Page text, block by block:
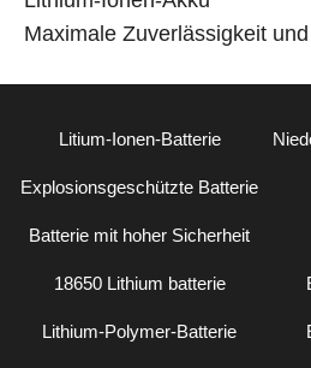
Maximale Zuverlässigkeit
Litium-Ionen-Batterie
Explosionsgeschützte Batterie
Batterie mit hoher Sicherheit
18650 Lithium batterie
Lithium-Polymer-Batterie